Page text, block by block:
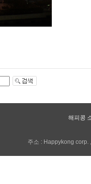
해피콩
주소 : Happykong